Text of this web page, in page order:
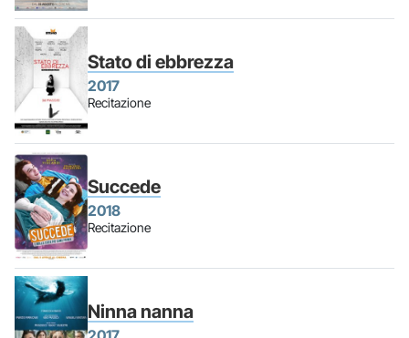
Stato di ebbrezza
2017
Recitazione
Succede
2018
Recitazione
Ninna nanna